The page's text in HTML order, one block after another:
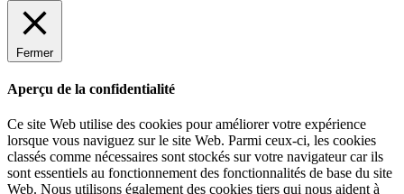
Fermer
Aperçu de la confidentialité
Ce site Web utilise des cookies pour améliorer votre expérience
lorsque vous naviguez sur le site Web. Parmi ceux-ci, les cookies
classés comme nécessaires sont stockés sur votre navigateur car ils
sont essentiels au fonctionnement des fonctionnalités de base du site
Web. Nous utilisons également des cookies tiers qui nous aident à